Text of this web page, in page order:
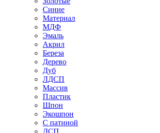
Синие
Материал
МДФ
Эмаль
Акрил
Береза
Дерево
Дуб
ЛДСП
Массив
Пластик
Шпон
Экошпон
С патиной
ДСП